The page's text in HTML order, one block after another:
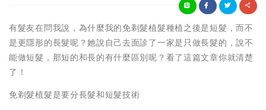
有髮友在問我說，為什麼我的免剃髮植髮種植之後是短髮，而不
是更隱形的長髮呢？她說自己去面診了一家是只做長髮的，說不
能做短髮，那短的和長的有什麼區別呢？看了這篇文章你就清楚
了！
免剃髮植髮是要分長髮和短髮技術